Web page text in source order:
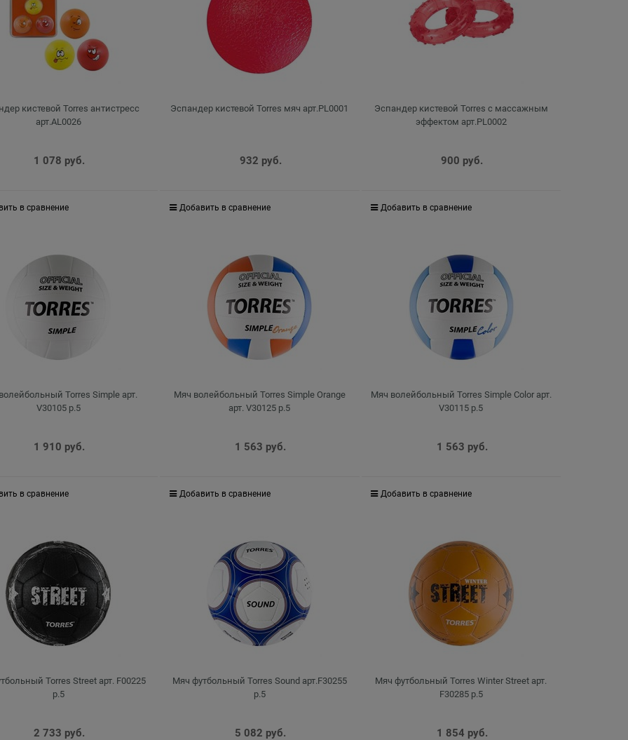
кистевой Torres антистресс
арт.AL0026
1 078 руб.
в сравнение
Эспандер кистевой Torres мяч арт.PL0001
932 руб.
Добавить в сравнение
Эспандер кистевой Torres с массажным
эффектом арт.PL0002
900 руб.
Добавить в сравнение
Torres Simple арт.
V30105 р.5
1 910 руб.
в сравнение
Мяч волейбольный Torres Simple Orange
арт. V30125 р.5
1 563 руб.
Добавить в сравнение
Мяч волейбольный Torres Simple Color арт.
V30115 р.5
1 563 руб.
Добавить в сравнение
Torres Street арт. F00225
р.5
2 733 руб.
Мяч футбольный Torres Sound арт.F30255
р.5
5 082 руб.
Мяч футбольный Torres Winter Street арт.
F30285 р.5
1 854 руб.